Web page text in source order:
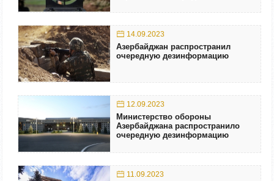
14.09.2023
Азербайджан распространил
очередную дезинформацию
12.09.2023
Министерство обороны
Азербайджана распространило
очередную дезинформацию
11.09.2023